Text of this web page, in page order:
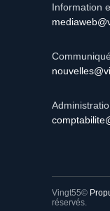
Information
Vingt55©
réservés.